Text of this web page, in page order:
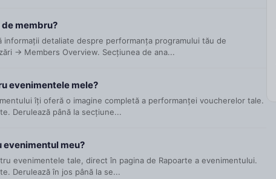
membru?
detaliate despre performanța programului tău de
→ Members Overview. Secțiunea de ana...
evenimentele mele?
îți oferă o imagine completă a performanței voucherelor tale.
Derulează până la secțiune...
meu?
evenimentele tale, direct în pagina de Rapoarte a evenimentului.
Derulează în jos până la se...